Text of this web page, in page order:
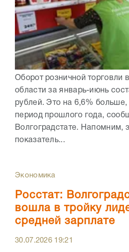
Оборот розничной торговли
области за январь-июнь
рублей. Это на 6,6% больше,
период прошлого года,
Волгоградстате. Напомним,
показатель...
Экономика
Росстат:
вошла в тройку
средней зарплате
30.07.2026 19:21